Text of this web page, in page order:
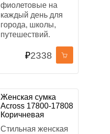
фиолетовые на
каждый день для
города, школы,
путешествий.
₽2338
Женская сумка
Across 17800-17808
Коричневая
Стильная женская